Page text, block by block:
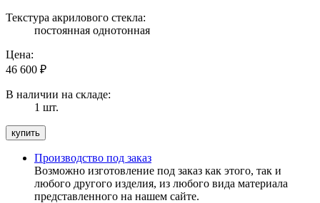
Текстура акрилового стекла:
постоянная однотонная
Цена:
46 600 ₽
В наличии на складе:
1 шт.
Производство под заказ
Возможно изготовление под заказ как этого, так и
любого другого изделия, из любого вида материала
представленного на нашем сайте.